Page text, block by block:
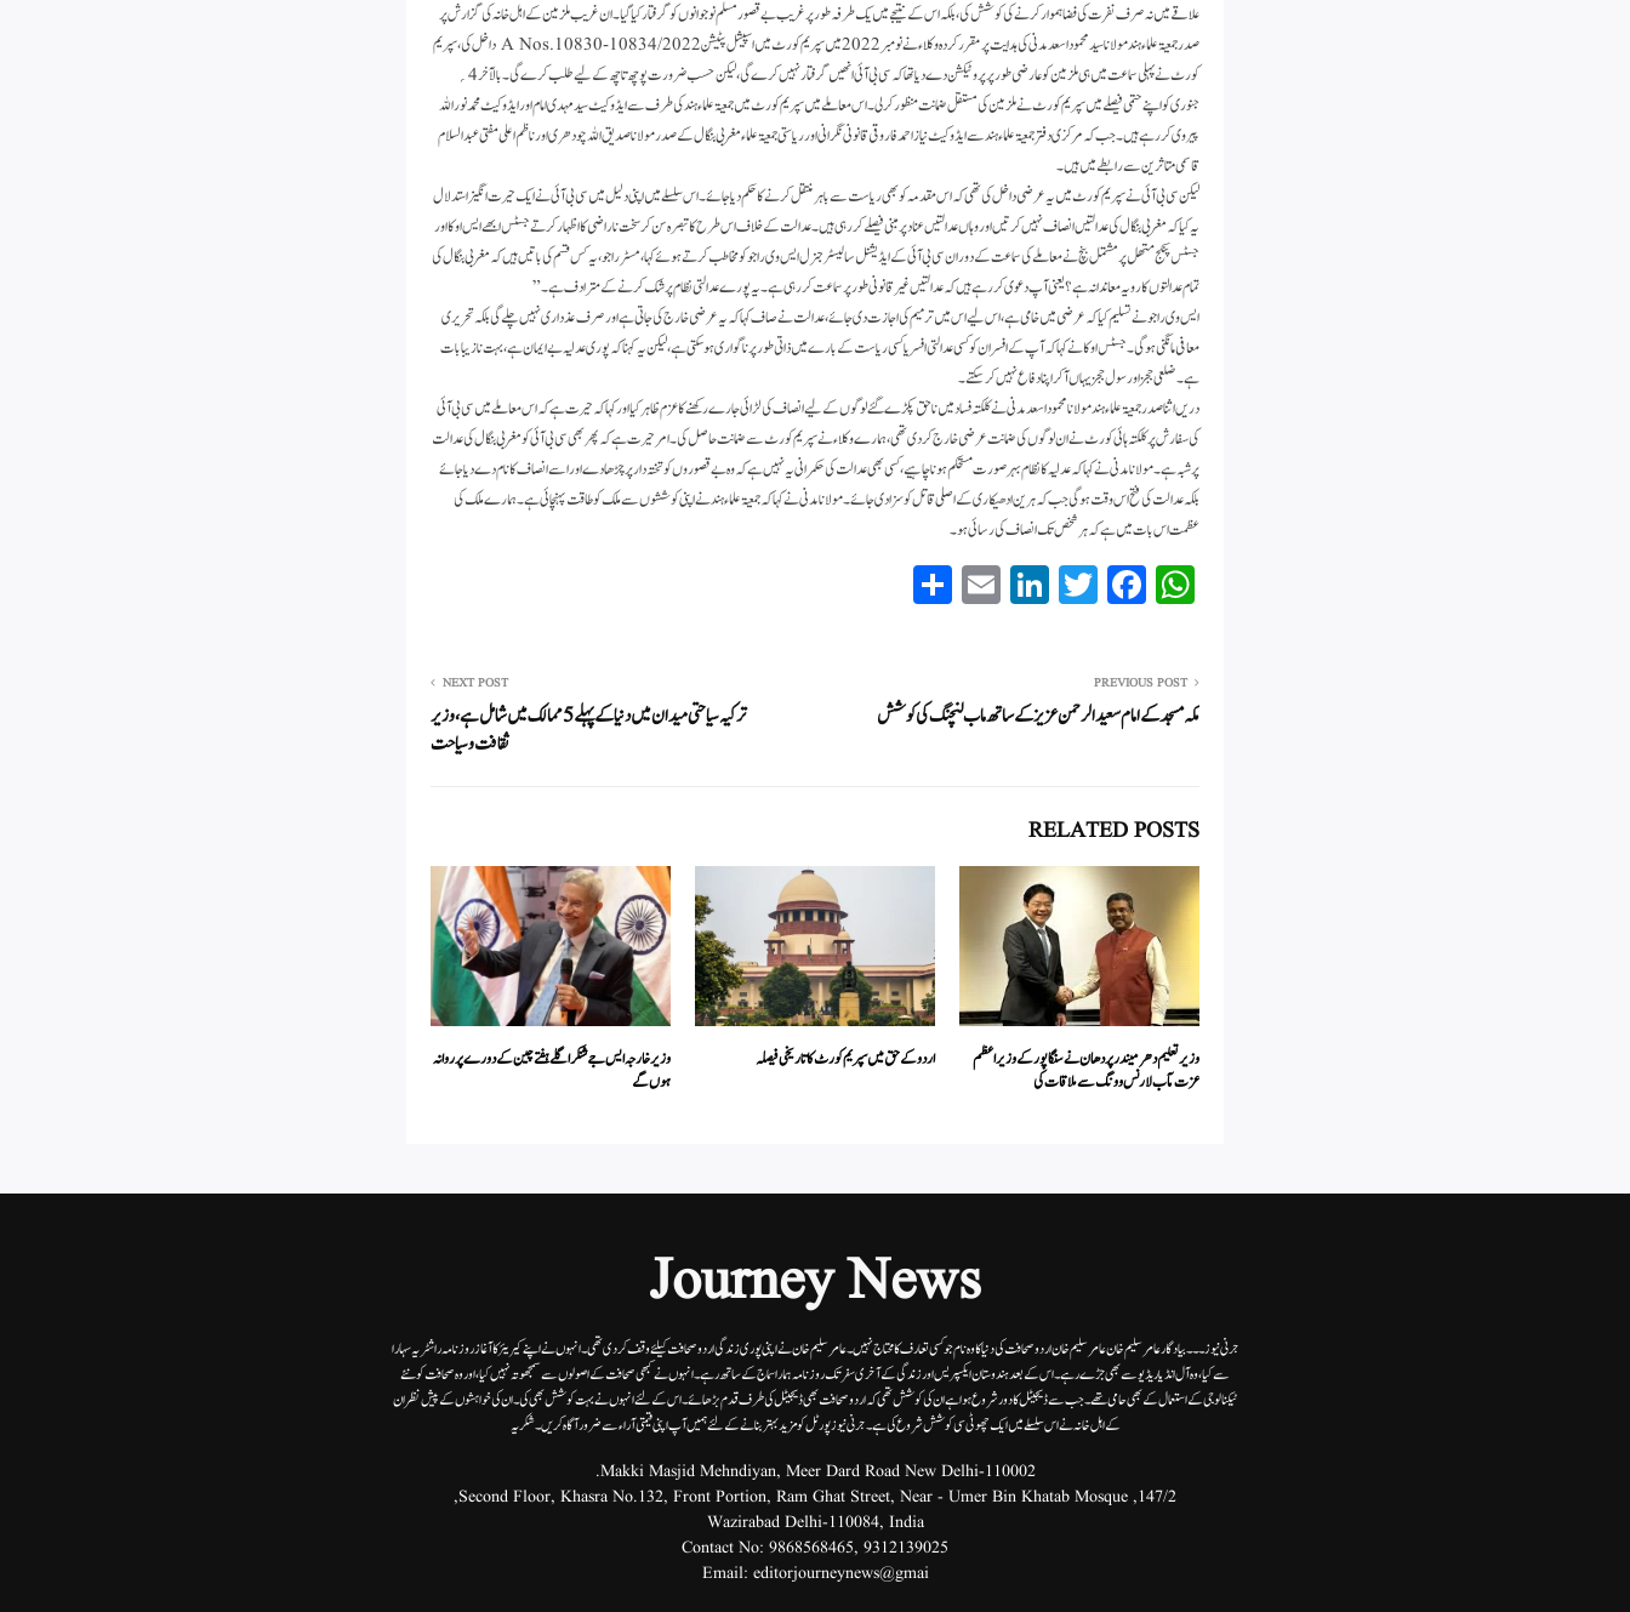
علاقے میں نہ صرف نفرت کی فضا ہموار کرنے کی کوشش کی، بلکہ اس کے نتیجے میں یک طرفہ طور پر غریب بے قصور مسلم نوجوانوں کو گرفتار کیا گیا۔ ان غریب ملزمین کے اہل خانہ کی گزارش پر
صدرجمعیۃعلماء ہند مولاناسید محمود اسعد مدنی کی ہدایت پر مقرر کردہ وکلاء نے نومبر2022 میں سپریم کورٹ میں اسپیشل پٹیشن A Nos.10830-10834/2022 داخل کی، سپریم
کورٹ نے پہلی سماعت میں ہی ملزمین کو عارضی طور پر پروٹیکشن دے دیا تھا کہ سی بی آئی انھیں گرفتار نہیں کرے گی، لیکن حسب ضرورت پوچھ تاچھ کے لیے طلب کرے گی۔ بالآخر 4؍
جنوری کو اپنے حتمی فیصلے میں سپریم کورٹ نے ملزمین کی مستقل ضمانت منظورکرلی۔ اس معاملے میں سپریم کورٹ میں جمعیۃ علماءہند کی طرف سے ایڈوکیٹ سید مہدی امام اور ایڈوکیٹ محمد نوراللہ
پیروی کررہے ہیں ۔ جب کہ مرکزی دفتر جمعیۃ علماء ہند سے ایڈوکیٹ نیاز احمد فاروقی قانونی نگرانی اور ریاستی جمعیۃ علماء مغربی بنگال کے صدر مولانا صدیق اللہ چودھری اور ناظم اعلی مفتی عبدالسلام
قاسمی متاثرین سے رابطے میں ہیں ۔
لیکن سی بی آئی نے سپریم کورٹ میں یہ عرضی داخل کی تھی کہ اس مقدمہ کو بھی ریاست سے باہر منتقل کرنے کا حکم دیا جائے ۔اس سلسلے میں اپنی دلیل میں سی بی آئی نے ایک حیرت انگیز استدلال
یہ کیا کہ مغربی بنگال کی عدالتیں انصاف نہیں کرتیں اور وہاں عدالتیں عناد پر مبنی فیصلے کررہی ہیں ۔ عدالت کے خلاف اس طرح کا تبصرہ سن کر سخت ناراضی کا اظہار کرتےجسٹس ابھے ایس اوکا اور
جسٹس پنکج متھل پر مشتمل بنچ نے معاملے کی سماعت کے دوران سی بی آئی کے ایڈیشنل سالیسٹر جنرل ایس وی راجو کو مخاطب کرتے ہوئے کہا،مسٹر راجو، یہ کس قسم کی باتیں ہیں کہ مغربی بنگال کی
تمام عدالتوں کا رویہ معاندانہ ہے؟ یعنی آپ دعوی کررہےہیں کہ عدالتیں غیر قانونی طور پر سماعت کررہی ہے۔ یہ پورے عدالتی نظام پر شک کرنے کے مترادف ہے۔”
ایس وی راجو نے تسلیم کیا کہ عرضی میں خامی ہے ، اس لیے اس میں ترمیم کی اجازت دی جائے، عدالت نے صاف کہا کہ یہ عرضی خارج کی جاتی ہے اور صرف عذداری نہیں چلے گی بلکہ تحریری
معافی مانگنی ہو گی ۔جسٹس اوکا نے کہا کہ آپ کے افسران کو کسی عدالتی افسر یا کسی ریاست کے بارے میں ذاتی طور پر ناگواری ہو سکتی ہے، لیکن یہ کہنا کہ پوری عدلیہ بے ایمان ہے ، بہت نازیبا بات
ہے۔ ضلعی ججز اور سول ججز یہاں آ کر اپنا دفاع نہیں کر سکتے۔
دریں اثنا صدر جمعیۃ علماء ہند مولانا محمود اسعد مدنی نے کلکتہ فساد میں ناحق پکڑے گئے لوگوں کے لیے انصاف کی لڑائی جارے رکھنے کا عزم ظاہر کیا اور کہا کہ حیرت ہے کہ اس معاملے میں سی بی آئی
کی سفارش پر کلکتہ ہائی کورٹ نے ان لوگوں کی ضمانت عرضی خارج کردی تھی ، ہمارے وکلاء نے سپریم کورٹ سے ضمانت حاصل کی ۔ امر حیرت ہے کہ پھر بھی سی بی آئی کو مغربی بنگال کی عدالت
پر شبہ ہے ۔ مولانا مدنی نے کہا کہ عدلیہ کا نظام بہر صورت مستحکم ہونا چاہیے ، کسی بھی عدالت کی حکمرانی یہ نہیں ہے کہ وہ بے قصوروں کو تختہ دار پرچڑھا دے اور اسے انصا ف کا نام دے دیا جائے
بلکہ عدالت کی فتح اس وقت ہوگی جب کہ ہرین ادھیکاری کے اصلی قاتل کو سزا دی جائے ۔ مولانا مدنی نے کہا کہ جمعیۃ علماء ہند نے اپنی کوششوں سے ملک کو طاقت پہنچائی ہے۔ ہمارے ملک کی
عظمت اس بات میں ہے کہ ہر شخص تک انصاف کی رسائی ہو۔
W
ha
A
pp
Fa
ce
ok
T
wi
r
Li
nk
In
E
m
PREVIOUS POST
مکہ مسجد کے امام سعید الرحمن عزیز کے ساتھ ماب لنچنگ کی کوشش
NEXT POST
ترکیہ سیاحتی میدان میں دنیا کے پہلے 5 ممالک میں شامل ہے، وزیر
ثقافت و سیاحت
RELATED POSTS
وزیرتعلیم دھرمیندر پردھان نے سنگاپور کے وزیر اعظم
عزت مآب لارنس وونگ سے ملاقات کی
اردو کے حق میں سپریم کورٹ کا تاریخی فیصلہ
وزیر خارجہ ایس جے شنکر اگلے ہفتے چین کے دورے پر روانہ
ہوں گے
Journey News
جرنی نیوز۔۔۔بیاد گار عامر سلیم خان عامر سلیم خان اردوصحافت کی دنیا کاوہ نام جو کسی تعارف کا محتاج نہیں۔عامرسلیم خان نے اپنی پوری زندگی اردوصحافت کیلئے وقف کردی تھی۔انہوں نے اپنے کیریئر کا آغاز روزنامہ راشٹریہ سہارا
سے کیا،وہ آل انڈیا ریڈیوسے بھی جڑے رہے۔ اس کے بعد ہندوستان ایکسپریس اور زندگی کے آخری سفر تک روزنامہ ہمارا سماج کے ساتھ رہے۔ انہوں نے کبھی صحافت کے اصولوں سے سمجھوتہ نہیں کیا، اور وہ صحافت کو نئے
ٹیکنالوجی کے استعمال کے بھی حامی تھے۔ جب سے ڈیجیٹل کا دور شروع ہوا ہے ان کی کوشش تھی کہ اردو صحافت بھی ڈیجیٹل کی طرف قدم بڑھائے۔ اس کے لئے انہوں نے بہت کوشش بھی کی۔ ان کی خواہشوں کے پیش نظر ان
کے اہل خانہ نے اس سلسلے میں ایک چھوٹی سی کوشش شروع کی ہے۔جرنی نیوز پورٹل کو مزید بہتر بنانے کے لئے ہمیں آپ اپنی قیمتی آراء سے ضرور آگاہ کریں۔شکریہ
Makki Masjid Mehndiyan, Meer Dard Road New Delhi-110002.
147/2, Second Floor, Khasra No.132, Front Portion, Ram Ghat Street, Near - Umer Bin Khatab Mosque,
Wazirabad Delhi-110084, India
Contact No: 9868568465, 9312139025
Email: editorjourneynews@gmai